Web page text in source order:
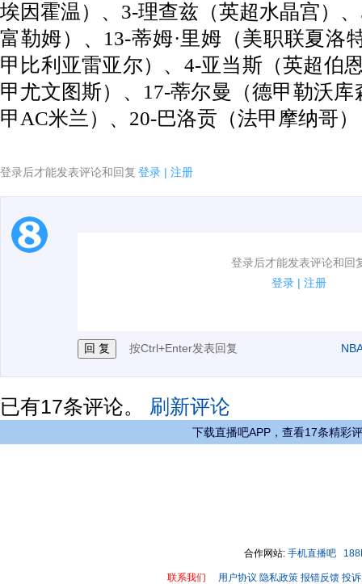
埃因霍温）、3-理查兹（英超水晶宫）
富勒姆）、13-蒂姆·里姆（美职联夏洛
甲比利亚雷亚尔）、4-亚当斯（英超伯
甲尤文图斯）、17-蒂尔曼（德甲勒沃
甲AC米兰）、20-巴洛贡（法甲摩纳哥）
登录后才能发表评论和回复 登录 | 注册
登录后才能发表评论和回
登录 | 注册
1.电脑端新用户可以发表评论了！
按Ctrl+Enter发表回复
已有17条评论。 刷新评论
下载直播吧APP，查看17条精彩
合作网站: 手机直播吧
联系我们 用户协议 隐私政策 报错反馈 投